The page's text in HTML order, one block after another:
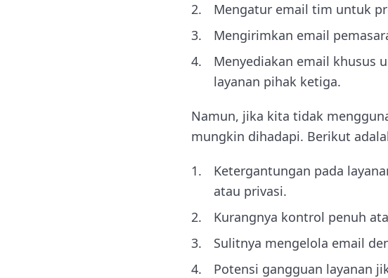
Mengatur email tim untuk
Mengirimkan email
Menyediakan email khusus
layanan pihak ketiga.
Namun, jika kita tidak
mungkin dihadapi. Berikut
Ketergantungan pada
atau privasi.
Kurangnya kontrol penuh
Sulitnya mengelola email
Potensi gangguan layanan